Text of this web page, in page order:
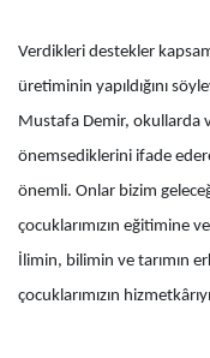
Verdikleri destekler
üretiminin yapıldığını
Mustafa Demir, okullarda
önemsediklerini ifade
önemli. Onlar bizim
çocuklarımızın eğitimine
İlimin, bilimin ve tarımın
çocuklarımızın